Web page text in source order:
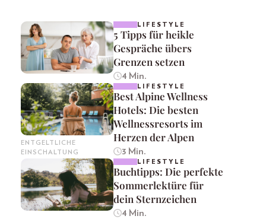
LIFESTYLE
5 Tipps für heikle
Gespräche übers
Grenzen setzen
4 Min.
ENTGELTLICHE
EINSCHALTUNG
LIFESTYLE
Best Alpine Wellness
Hotels: Die besten
Wellnessresorts im
Herzen der Alpen
3 Min.
LIFESTYLE
Buchtipps: Die perfekte
Sommerlektüre für
dein Sternzeichen
4 Min.